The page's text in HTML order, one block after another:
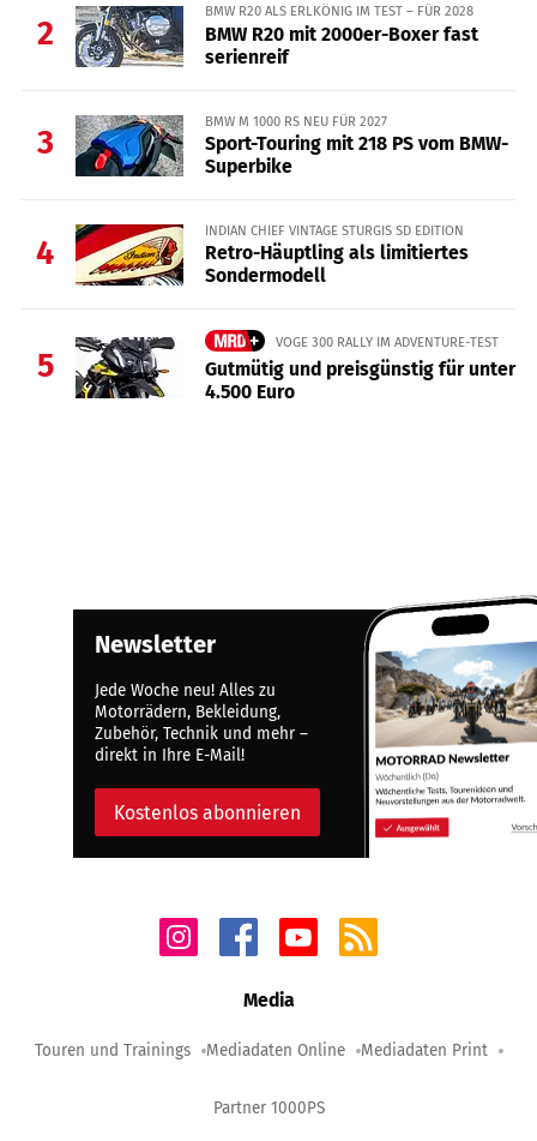
2
BMW R20 ALS ERLKÖNIG IM TEST – FÜR 2028
BMW R20 mit 2000er-Boxer fast
serienreif
3
BMW M 1000 RS NEU FÜR 2027
Sport-Touring mit 218 PS vom BMW-
Superbike
4
INDIAN CHIEF VINTAGE STURGIS SD EDITION
Retro-Häuptling als limitiertes
Sondermodell
5
VOGE 300 RALLY IM ADVENTURE-TEST
Gutmütig und preisgünstig für unter
4.500 Euro
Newsletter
Jede Woche neu! Alles zu
Motorrädern, Bekleidung,
Zubehör, Technik und mehr –
direkt in Ihre E-Mail!
Kostenlos abonnieren
Media
Touren und Trainings Mediadaten Online Mediadaten Print
Partner 1000PS